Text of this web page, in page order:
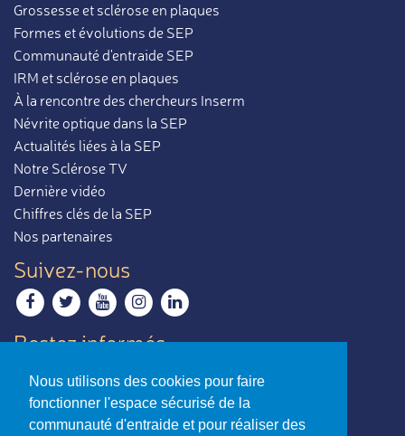
Nous utilisons des cookies pour faire
fonctionner l'espace sécurisé de la
communauté d'entraide et pour réaliser des
Grossesse et sclérose en plaques
Formes et évolutions de SEP
Communauté d'entraide SEP
IRM et sclérose en plaques
À la rencontre des chercheurs Inserm
Névrite optique dans la SEP
Actualités liées à la SEP
Notre Sclérose TV
Dernière vidéo
Chiffres clés de la SEP
Nos partenaires
Suivez-nous
Restez informés
Contactez-nous
Envoyer un e-mail